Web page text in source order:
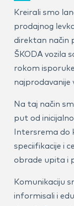
Kreirali smo
prodajnog
direktan način
ŠKODA vozila
rokom
najprodavanije
Na taj način
put od
Intersrema do
speciifikacije i
obrade upita i
Komunikaciju
informisali i